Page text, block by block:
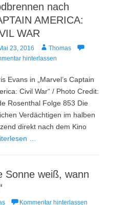
nach
AMERICA:
WAR
23, 2016 AutorThomas
hinterlassen
Evans in „Marvel’s Captain
Civil War“ / Photo Credit:
Rosenthal Folge 853 Die
Verdächtigen im halben
direkt nach dem Kino
…
Sonne weiß, wann
Kommentar hinterlassen